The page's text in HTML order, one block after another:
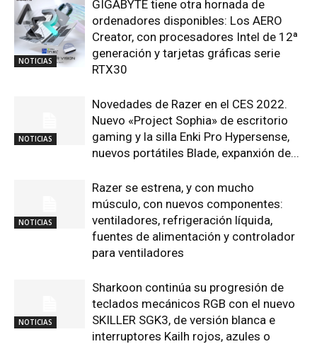
NOTICIAS
NOTICIAS
GIGABYTE tiene otra hornada de
ordenadores disponibles: Los AERO
Creator, con procesadores Intel de 12ª
generación y tarjetas gráficas serie
RTX30
NOTICIAS
Novedades de Razer en el CES 2022.
Nuevo «Project Sophia» de escritorio
gaming y la silla Enki Pro Hypersense,
nuevos portátiles Blade, expanxión de...
NOTICIAS
Razer se estrena, y con mucho
músculo, con nuevos componentes:
ventiladores, refrigeración líquida,
fuentes de alimentación y controlador
para ventiladores
NOTICIAS
Sharkoon continúa su progresión de
teclados mecánicos RGB con el nuevo
SKILLER SGK3, de versión blanca e
interruptores Kailh rojos, azules o